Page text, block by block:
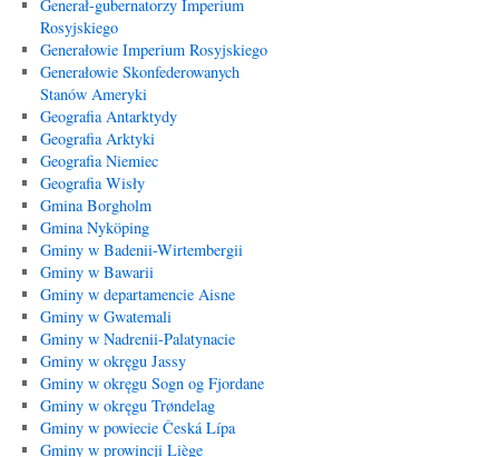
Generał-gubernatorzy Imperium
Rosyjskiego
Generałowie Imperium Rosyjskiego
Generałowie Skonfederowanych
Stanów Ameryki
Geografia Antarktydy
Geografia Arktyki
Geografia Niemiec
Geografia Wisły
Gmina Borgholm
Gmina Nyköping
Gminy w Badenii-Wirtembergii
Gminy w Bawarii
Gminy w departamencie Aisne
Gminy w Gwatemali
Gminy w Nadrenii-Palatynacie
Gminy w okręgu Jassy
Gminy w okręgu Sogn og Fjordane
Gminy w okręgu Trøndelag
Gminy w powiecie Česká Lípa
Gminy w prowincji Liège